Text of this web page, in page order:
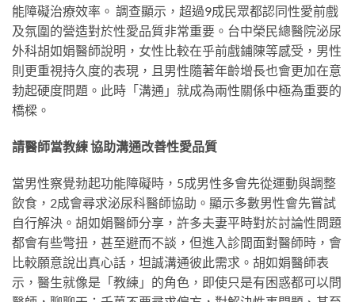
能障礙治療效率。 調查顯示，超過9成民眾都認同性愛前戲
及氛圍的營造對於性愛品質非常重要。台中榮民總醫院泌尿
外科胡如娟醫師說明，女性比較在乎前戲鋪陳等感受，男性
則更重視持久度的表現，且男性隨著年齡增長也會更加在意
勃起硬度問題。此時「溝通」就成為兩性關係中極為重要的
橋樑。
請醫師當教練 協助溝通改善性愛品質
當男性察覺勃起功能障礙時，5成男性多會先從運動與調整
飲食，2成會尋求泌尿科醫師協助。顯示多數男性會先嘗試
自行解決。胡如娟醫師分享，許多夫妻平時對於討論性問題
都會有些彆扭，甚至避而不談，但進入診間面對醫師時，會
比較願意說出真心話，坦誠溝通彼此需求。胡如娟醫師表
示，醫生就像是「教練」的角色，即使只是有困惑都可以問